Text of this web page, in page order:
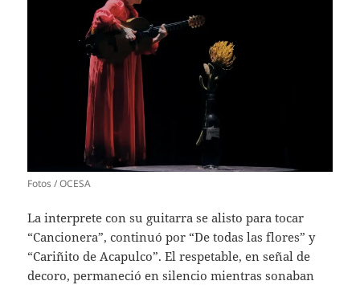
Fotos / OCESA
La interprete con su guitarra se alisto para tocar
“Cancionera”, continuó por “De todas las flores” y
“Cariñito de Acapulco”. El respetable, en señal de
decoro, permaneció en silencio mientras sonaban